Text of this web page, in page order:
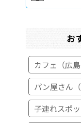
お
カフェ（広
パン屋さん
子連れスポ